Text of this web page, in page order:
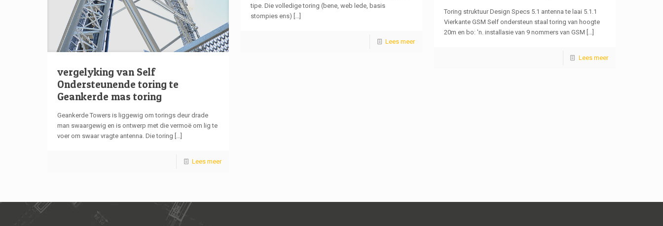
vergelyking van Self
Ondersteunende toring te
Geankerde mas toring
Geankerde Towers is liggewig om torings deur drade
man swaargewig en is ontwerp met die vermoë om lig te
voer om swaar vragte antenna. Die toring [...]
Lees meer
tipe. Die volledige toring (bene, web lede, basis
stompies ens) [...]
Lees meer
Toring struktuur Design Specs 5.1 antenna te laai 5.1.1
Vierkante GSM Self ondersteun staal toring van hoogte
20m en bo: 'n. installasie van 9 nommers van GSM [...]
Lees meer